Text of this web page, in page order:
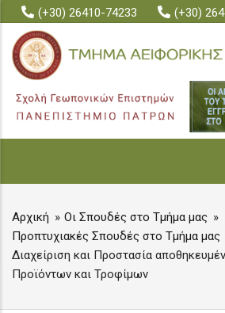
main
content
(+30) 26410-74233 (+30)
BREADCRUMB
Αρχική
Οι Σπουδές στο Τμήμα μας
Προπτυχιακές Σπουδές στο Τμήμα μας
Διαχείριση και Προστασία
Προϊόντων και Τροφίμων